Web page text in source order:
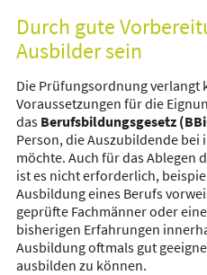
Durch gute
Ausbilder sein
Die Prüfungsordnung verlangt
Voraussetzungen für die
das Berufsbildungsgesetz
Person, die Auszubildende
möchte. Auch für das
ist es nicht erforderlich,
Ausbildung eines Berufs
geprüfte Fachmänner oder
bisherigen Erfahrungen
Ausbildung oftmals gut
ausbilden zu können.